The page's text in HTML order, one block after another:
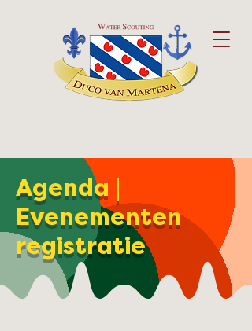
Agenda |
Evenementen
registratie